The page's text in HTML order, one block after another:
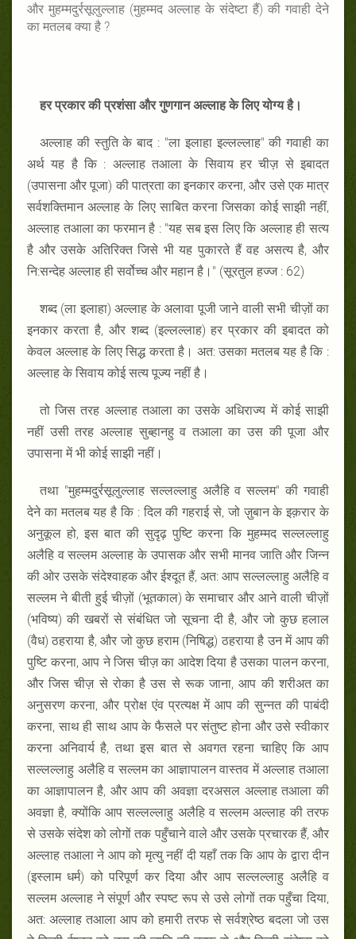
और मुहम्मदुर्रसूलुल्लाह (मुहम्मद अल्लाह के संदेष्टा हैं) की गवाही देने
का मतलब क्या है ?
हर प्रकार की प्रशंसा और गुणगान अल्लाह के लिए योग्य है।
अल्लाह की स्तुति के बाद : "ला इलाहा इल्लल्लाह" की गवाही का
अर्थ यह है कि : अल्लाह तआला के सिवाय हर चीज़ से इबादत
(उपासना और पूजा) की पात्रता का इनकार करना, और उसे एक मात्र
सर्वशक्तिमान अल्लाह के लिए साबित करना जिसका कोई साझी नहीं,
अल्लाह तआला का फरमान है : "यह सब इस लिए कि अल्लाह ही सत्य
है और उसके अतिरिक्त जिसे भी यह पुकारते हैं वह असत्य है, और
नि:सन्देह अल्लाह ही सर्वोच्च और महान है।" (सूरतुल हज्ज : 62)
शब्द (ला इलाहा) अल्लाह के अलावा पूजी जाने वाली सभी चीज़ों का
इनकार करता है, और शब्द (इल्लल्लाह) हर प्रकार की इबादत को
केवल अल्लाह के लिए सिद्ध करता है। अत: उसका मतलब यह है कि :
अल्लाह के सिवाय कोई सत्य पूज्य नहीं है।
तो जिस तरह अल्लाह तआला का उसके अधिराज्य में कोई साझी
नहीं उसी तरह अल्लाह सुब्हानहु व तआला का उस की पूजा और
उपासना में भी कोई साझी नहीं।
तथा "मुहम्मदुर्रसूलुल्लाह सल्लल्लाहु अलैहि व सल्लम" की गवाही
देने का मतलब यह है कि : दिल की गहराई से, जो ज़ुबान के इक़रार के
अनुकूल हो, इस बात की सुदृढ़ पुष्टि करना कि मुहम्मद सल्लल्लाहु
अलैहि व सल्लम अल्लाह के उपासक और सभी मानव जाति और जिन्न
की ओर उसके संदेश्वाहक और ईश्दूत हैं, अत: आप सल्लल्लाहु अलैहि व
सल्लम ने बीती हुई चीज़ों (भूतकाल) के समाचार और आने वाली चीज़ों
(भविष्य) की खबरों से संबंधित जो सूचना दी है, और जो कुछ हलाल
(वैध) ठहराया है, और जो कुछ हराम (निषिद्ध) ठहराया है उन में आप की
पुष्टि करना, आप ने जिस चीज़ का आदेश दिया है उसका पालन करना,
और जिस चीज़ से रोका है उस से रूक जाना, आप की शरीअत का
अनुसरण करना, और प्रोक्ष एंव प्रत्यक्ष में आप की सुन्नत की पाबंदी
करना, साथ ही साथ आप के फैसले पर संतुष्ट होना और उसे स्वीकार
करना अनिवार्य है, तथा इस बात से अवगत रहना चाहिए कि आप
सल्लल्लाहु अलैहि व सल्लम का आज्ञापालन वास्तव में अल्लाह तआला
का आज्ञापालन है, और आप की अवज्ञा दरअसल अल्लाह तआला की
अवज्ञा है, क्योंकि आप सल्लल्लाहु अलैहि व सल्लम अल्लाह की तरफ
से उसके संदेश को लोगों तक पहुँचाने वाले और उसके प्रचारक हैं, और
अल्लाह तआला ने आप को मृत्यु नहीं दी यहाँ तक कि आप के द्वारा दीन
(इस्लाम धर्म) को परिपूर्ण कर दिया और आप सल्लल्लाहु अलैहि व
सल्लम अल्लाह ने संपूर्ण और स्पष्ट रूप से उसे लोगों तक पहुँचा दिया,
अत: अल्लाह तआला आप को हमारी तरफ से सर्वश्रेष्ठ बदला जो उस